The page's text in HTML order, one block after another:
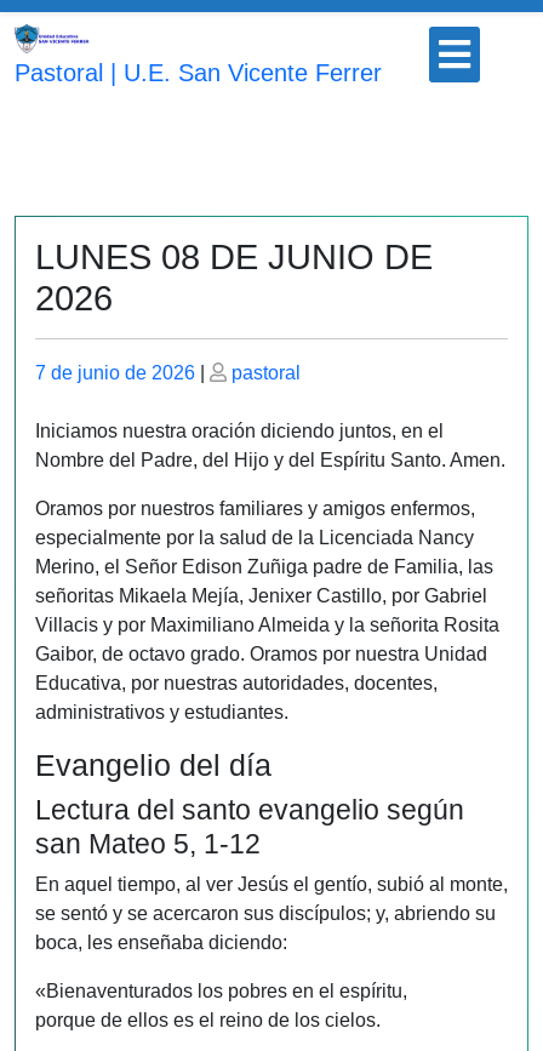
Saltar
contenido
Pastoral | U.E. San Vicente Ferrer
Botón
abrir
LUNES 08 DE JUNIO DE
2026
Publicado
7 de junio de 2026
Publicado
pastoral
Iniciamos nuestra oración diciendo juntos, en el
Nombre del Padre, del Hijo y del Espíritu Santo. Amen.
Oramos por nuestros familiares y amigos enfermos,
especialmente por la salud de la Licenciada Nancy
Merino, el Señor Edison Zuñiga padre de Familia, las
señoritas Mikaela Mejía, Jenixer Castillo, por Gabriel
Villacis y por Maximiliano Almeida y la señorita Rosita
Gaibor, de octavo grado. Oramos por nuestra Unidad
Educativa, por nuestras autoridades, docentes,
administrativos y estudiantes.
Evangelio del día
Lectura del santo evangelio según
san Mateo 5, 1-12
En aquel tiempo, al ver Jesús el gentío, subió al monte,
se sentó y se acercaron sus discípulos; y, abriendo su
boca, les enseñaba diciendo:
«Bienaventurados los pobres en el espíritu,
porque de ellos es el reino de los cielos.